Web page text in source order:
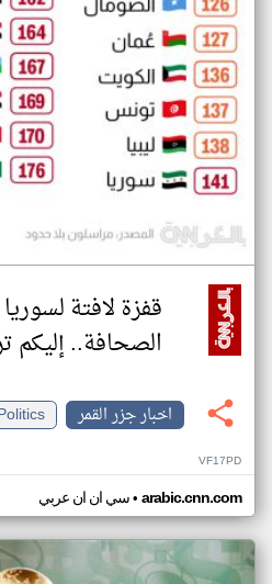
قفزة لافتة
الصحافة.. إليكم
اخبار جزر القمر
VF17PD
سي ان ان عربي• arabic.cnn.com